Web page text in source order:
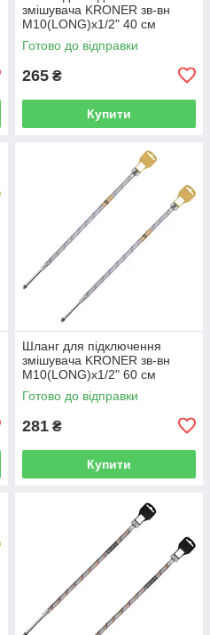
змішувача KRONER зв-вн
M10(LONG)x1/2" 40 см
297361 CV036710
Готово до відправки
265 ₴
Купити
Шланг для підключення
змішувача KRONER зв-вн
M10(LONG)x1/2" 60 см
297363 CV036712
Готово до відправки
281 ₴
Купити